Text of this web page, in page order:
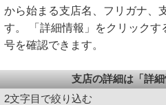
から始まる支店名、フリガナ、
す。 「詳細情報」をクリック
号を確認できます。
支店の詳細は「詳
2文字目で絞り込む